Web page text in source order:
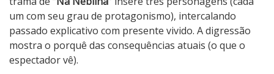
um com seu grau de protagonismo), intercalando
passado explicativo com presente vivido. A digressão
mostra o porquê das consequências atuais (o que o
espectador vê).